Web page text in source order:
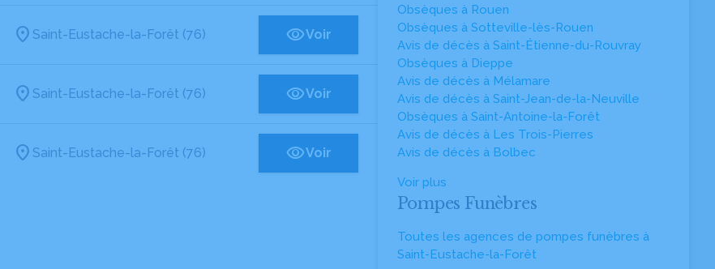
Saint-Eustache-la-Forêt (76) Voir
Saint-Eustache-la-Forêt (76) Voir
Saint-Eustache-la-Forêt (76) Voir
Obsèques à Rouen
Obsèques à Sotteville-lès-Rouen
Avis de décès à Saint-Étienne-du-Rouvray
Obsèques à Dieppe
Avis de décès à Mélamare
Avis de décès à Saint-Jean-de-la-Neuville
Obsèques à Saint-Antoine-la-Forêt
Avis de décès à Les Trois-Pierres
Avis de décès à Bolbec
Voir plus
Pompes Funèbres
Toutes les agences de pompes funèbres à
Saint-Eustache-la-Forêt